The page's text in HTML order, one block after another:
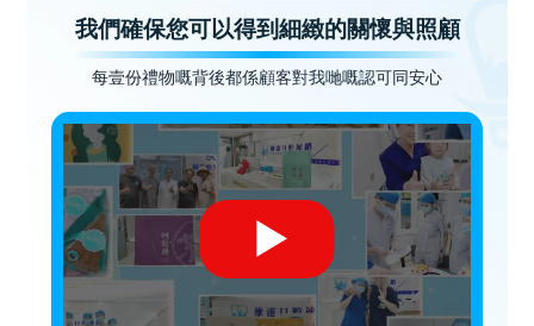
我們確保您可以得到細緻的關懷與照顧
每壹份禮物嘅背後都係顧客對我哋嘅認可同安心